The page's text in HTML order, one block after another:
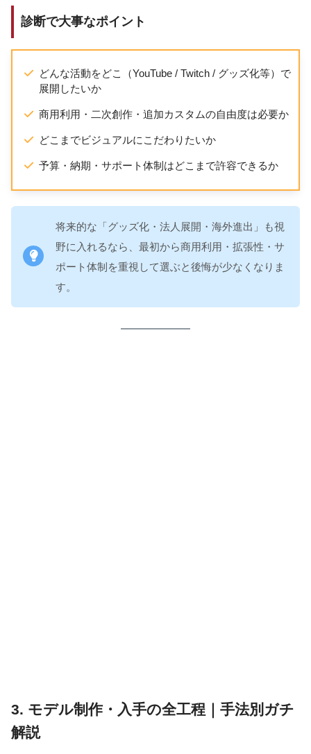
診断で大事なポイント
どんな活動をどこ（YouTube / Twitch / グッズ化等）で
展開したいか
商用利用・二次創作・追加カスタムの自由度は必要か
どこまでビジュアルにこだわりたいか
予算・納期・サポート体制はどこまで許容できるか
将来的な「グッズ化・法人展開・海外進出」も視
野に入れるなら、最初から商用利用・拡張性・サ
ポート体制を重視して選ぶと後悔が少なくなりま
す。
3. モデル制作・入手の全工程｜手法別ガチ
解説